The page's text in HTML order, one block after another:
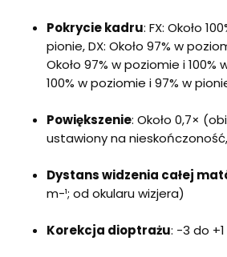
Pokrycie kadru: FX: Około
pionie, DX: Około 97% w
Około 97% w poziomie i 100%
100% w poziomie i 97% w
Powiększenie: Około 0,7×
ustawiony na nieskończoność,
Dystans widzenia całej
m-¹; od okularu wizjera)
Korekcja dioptrażu: -3 do +1